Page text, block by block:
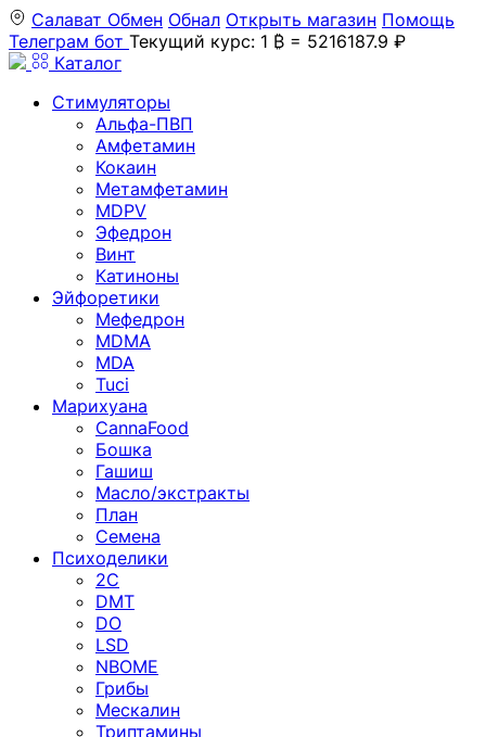
Салават Обмен Обнал Открыть магазин Помощь
Телеграм бот Текущий курс: 1 ₿ = 5216187.9 ₽
Каталог
Стимуляторы
Альфа-ПВП
Амфетамин
Кокаин
Метамфетамин
MDPV
Эфедрон
Винт
Катиноны
Эйфоретики
Мефедрон
MDMA
MDA
Tuci
Марихуана
CannaFood
Бошка
Гашиш
Масло/экстракты
План
Семена
Психоделики
2C
DMT
DO
LSD
NBOME
Грибы
Мескалин
Триптамины